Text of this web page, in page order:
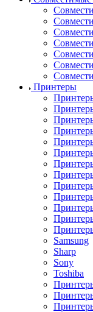
Принтеры
Samsung
Sharp
Sony
Toshiba